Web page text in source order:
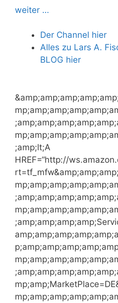
weiter …
Der Channel hier
Alles zu Lars A.
BLOG hier
;amp;lt;A
HREF=“http://